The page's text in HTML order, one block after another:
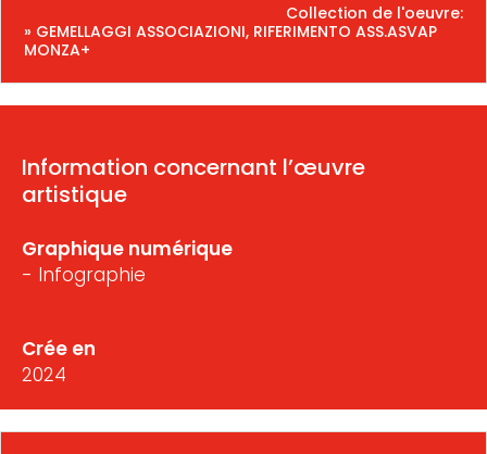
Collection de l'oeuvre:
» GEMELLAGGI ASSOCIAZIONI, RIFERIMENTO ASS.ASVAP
MONZA+
Information concernant l’œuvre
artistique
Graphique numérique
- Infographie
Crée en
2024